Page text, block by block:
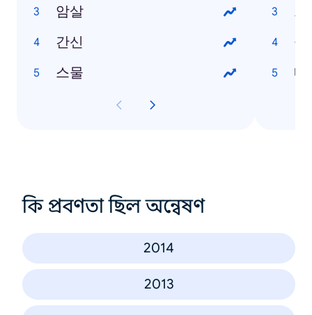
암살
간신
스물
그
중
네
কি প্রবণতা ছিল অন্বেষণ
2014
2013